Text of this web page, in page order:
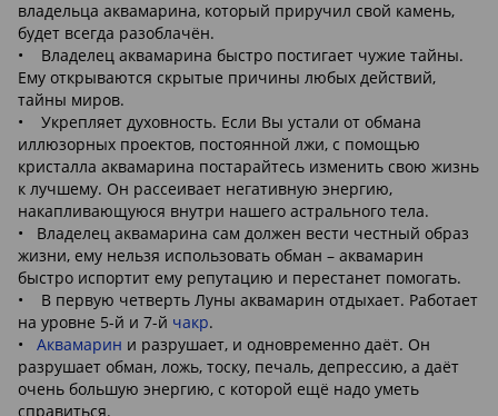
владельца аквамарина, который приручил свой камень,
будет всегда разоблачён.
• Владелец аквамарина быстро постигает чужие тайны.
Ему открываются скрытые причины любых действий,
тайны миров.
• Укрепляет духовность. Если Вы устали от обмана
иллюзорных проектов, постоянной лжи, с помощью
кристалла аквамарина постарайтесь изменить свою жизнь
к лучшему. Он рассеивает негативную энергию,
накапливающуюся внутри нашего астрального тела.
• Владелец аквамарина сам должен вести честный образ
жизни, ему нельзя использовать обман – аквамарин
быстро испортит ему репутацию и перестанет помогать.
• В первую четверть Луны аквамарин отдыхает. Работает
на уровне 5-й и 7-й чакр.
• Аквамарин и разрушает, и одновременно даёт. Он
разрушает обман, ложь, тоску, печаль, депрессию, а даёт
очень большую энергию, с которой ещё надо уметь
справиться.